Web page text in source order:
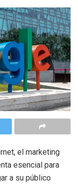
el marketing
esencial para
a su público